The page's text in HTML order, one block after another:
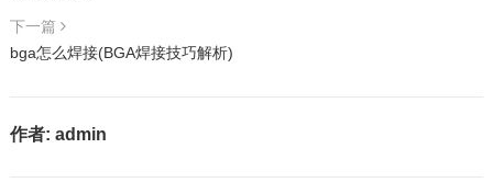
下一篇
bga怎么焊接(BGA焊接技巧解析)
作者: admin